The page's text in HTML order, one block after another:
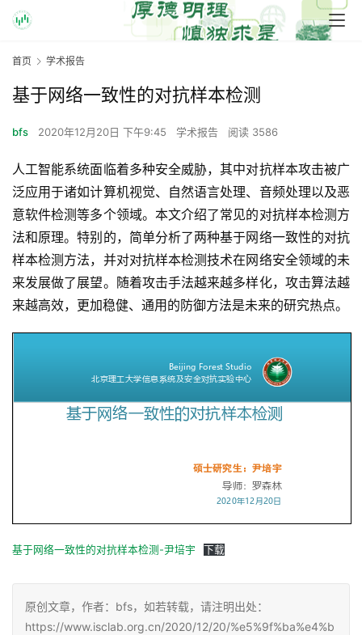
首页 学术报告
基于网络一致性的对抗样本检测
bfs 2020年12月20日 下午9:45 学术报告 阅读 3586
人工智能系统面临着多种安全威胁，其中对抗样本攻击被广
泛应用于诸如计算机视觉、自然语言处理、音频处理以及恶
意软件检测等多个领域。本文介绍了常见的对抗样本检测方
法和原理。特别的，简单分析了两种基于网络一致性的对抗
样本检测方法，并对对抗样本检测技术在网络安全领域的未
来发展做了展望。随着攻击手法越来越多样化，攻击算法越
来越高效，更加稳健、通用的防御方法是未来的研究热点。
基于网络一致性的对抗样本检测-尹培宇 下载
原创文章，作者：bfs，如若转载，请注明出处：
https://www.isclab.org.cn/2020/12/20/%e5%9f%ba%e4%b